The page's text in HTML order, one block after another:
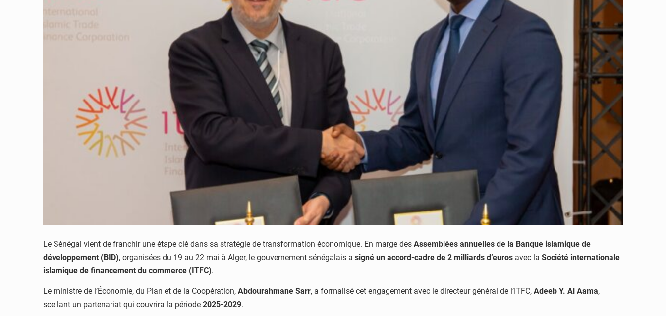
Le Sénégal vient de franchir une étape clé dans sa stratégie de transformation économique. En marge des Assemblées annuelles de la Banque islamique de
développement (BID), organisées du 19 au 22 mai à Alger, le gouvernement sénégalais a signé un accord-cadre de 2 milliards d’euros avec la Société internationale
islamique de financement du commerce (ITFC).
Le ministre de l’Économie, du Plan et de la Coopération, Abdourahmane Sarr, a formalisé cet engagement avec le directeur général de l’ITFC, Adeeb Y. Al Aama,
scellant un partenariat qui couvrira la période 2025-2029.